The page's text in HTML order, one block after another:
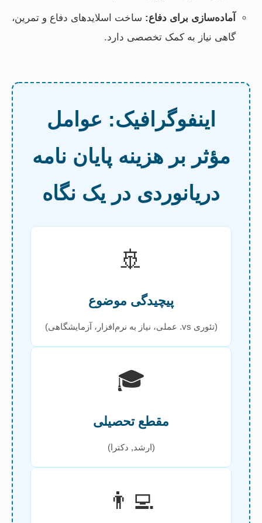
آماده‌سازی برای دفاع: ساخت اسلایدهای دفاع و تمرین،
گاهی نیاز به کمک تخصصی دارد.
اینفوگرافیک: عوامل
مؤثر بر هزینه پایان نامه
دریانوردی در یک نگاه
🚢
پیچیدگی موضوع
(تئوری vs. عملی، نیاز به نرم‌افزار، آزمایشگاهی)
🎓
مقطع تحصیلی
(ارشد, دکترا)
👨‍💻